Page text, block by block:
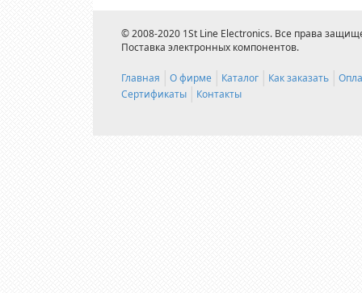
© 2008-2020 1St Line Electronics. Все права
Поставка электронных компонентов.
Главная О фирме Каталог Как заказать
Сертификаты
Контакты